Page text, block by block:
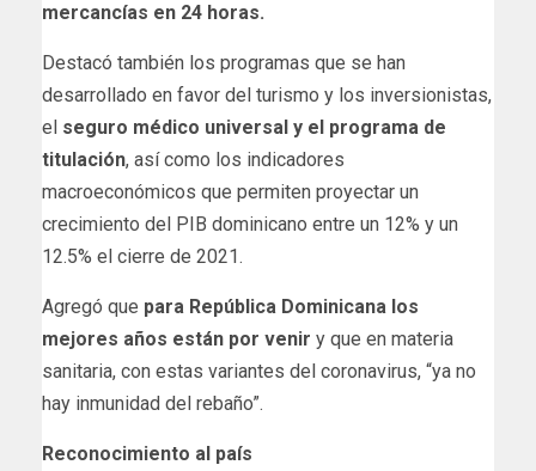
mercancías en 24 horas.
Destacó también los programas que se han
desarrollado en favor del turismo y los inversionistas,
el seguro médico universal y el programa de
titulación, así como los indicadores
macroeconómicos que permiten proyectar un
crecimiento del PIB dominicano entre un 12% y un
12.5% el cierre de 2021.
Agregó que para República Dominicana los
mejores años están por venir y que en materia
sanitaria, con estas variantes del coronavirus, “ya no
hay inmunidad del rebaño”.
Reconocimiento al país